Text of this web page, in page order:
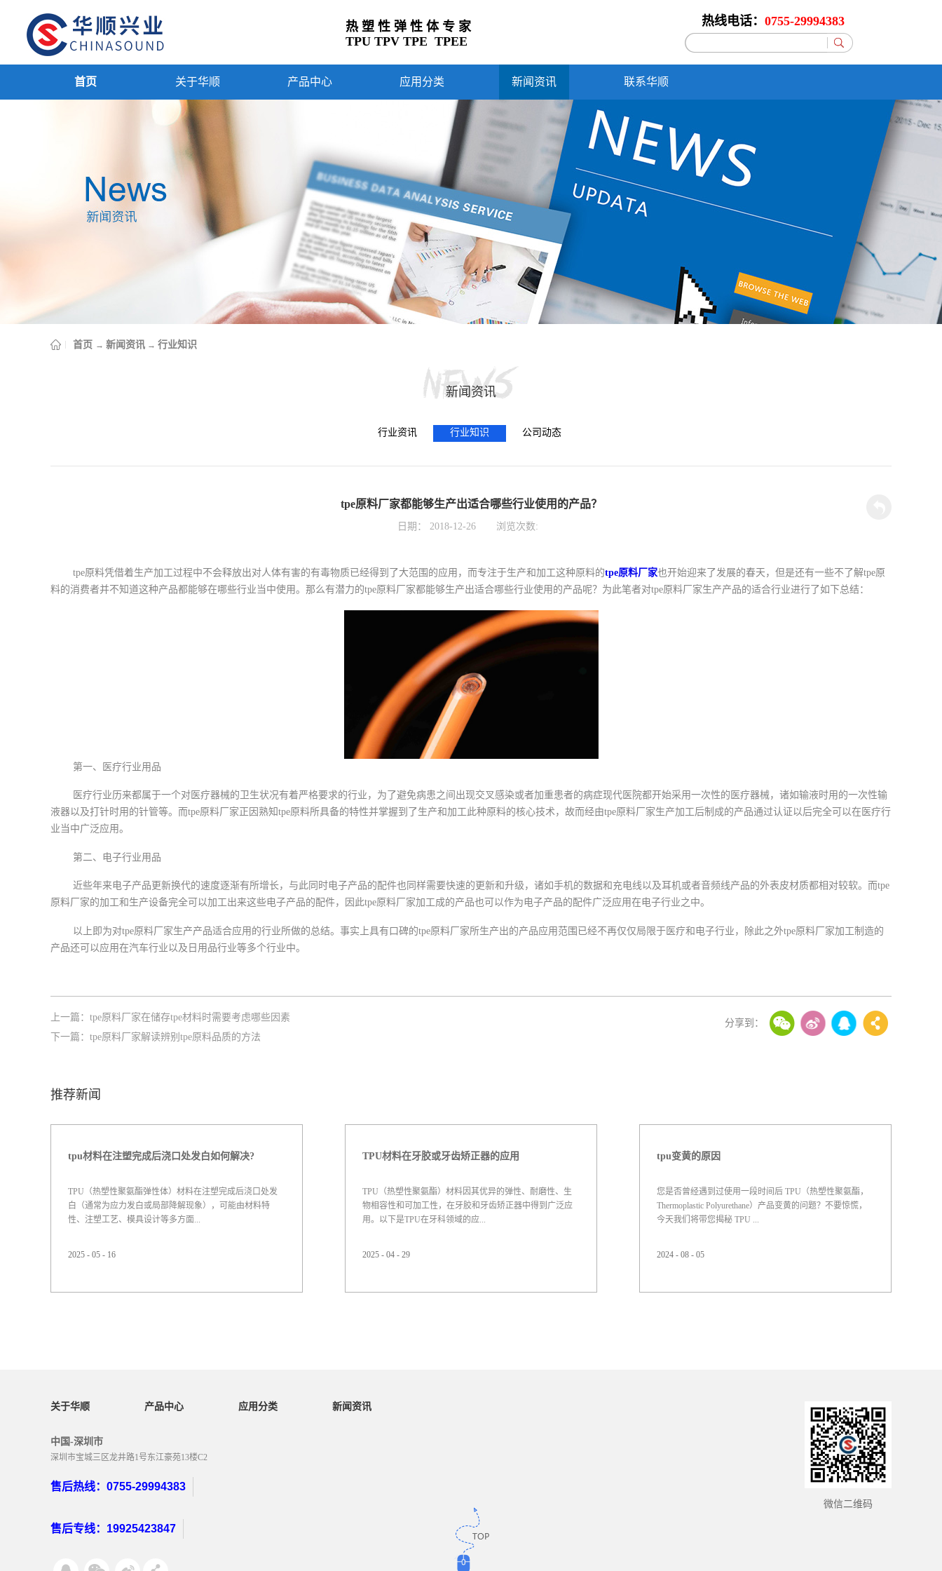
热线电话： 0755-29994383
热 塑 性 弹 性 体 专 家
TPU TPV TPE TPEE
首页 关于华顺 产品中心 应用分类 新闻资讯 联系华顺
首页 → 新闻资讯 → 行业知识
新闻资讯
行业资讯 行业知识 公司动态
tpe原料厂家都能够生产出适合哪些行业使用的产品？
日期： 2018-12-26 浏览次数:
tpe原料凭借着生产加工过程中不会释放出对人体有害的有毒物质已经得到了大范围的应用，而专注于生产和加工这种原料的tpe原料厂家也开始迎来了发展的春天，但是还有一些不了解tpe原
料的消费者并不知道这种产品都能够在哪些行业当中使用。那么有潜力的tpe原料厂家都能够生产出适合哪些行业使用的产品呢？为此笔者对tpe原料厂家生产产品的适合行业进行了如下总结：
第一、医疗行业用品
医疗行业历来都属于一个对医疗器械的卫生状况有着严格要求的行业，为了避免病患之间出现交叉感染或者加重患者的病症现代医院都开始采用一次性的医疗器械，诸如输液时用的一次性输
液器以及打针时用的针管等。而tpe原料厂家正因熟知tpe原料所具备的特性并掌握到了生产和加工此种原料的核心技术，故而经由tpe原料厂家生产加工后制成的产品通过认证以后完全可以在医疗行
业当中广泛应用。
第二、电子行业用品
近些年来电子产品更新换代的速度逐渐有所增长，与此同时电子产品的配件也同样需要快速的更新和升级，诸如手机的数据和充电线以及耳机或者音频线产品的外表皮材质都相对较软。而tpe
原料厂家的加工和生产设备完全可以加工出来这些电子产品的配件，因此tpe原料厂家加工成的产品也可以作为电子产品的配件广泛应用在电子行业之中。
以上即为对tpe原料厂家生产产品适合应用的行业所做的总结。事实上具有口碑的tpe原料厂家所生产出的产品应用范围已经不再仅仅局限于医疗和电子行业，除此之外tpe原料厂家加工制造的
产品还可以应用在汽车行业以及日用品行业等多个行业中。
上一篇： tpe原料厂家在储存tpe材料时需要考虑哪些因素
下一篇： tpe原料厂家解读辨别tpe原料品质的方法
推荐新闻
tpu材料在注塑完成后浇口处发白如何解决?
TPU（热塑性聚氨酯弹性体）材料在注塑完成后浇口处发
白（通常为应力发白或局部降解现象），可能由材料特
性、注塑工艺、模具设计等多方面...
变），导致熔体通过时剪切速率过高，产生局部应力。保
2025 - 05 - 16
TPU材料在牙胶或牙齿矫正器的应用
TPU（热塑性聚氨酯）材料因其优异的弹性、耐磨性、生
物相容性和可加工性，在牙胶和牙齿矫正器中得到广泛应
用。以下是TPU在牙科领域的应...
合婴儿啃咬。耐撕裂性：能承受反复咀嚼和拉伸，不易破
2025 - 04 - 29
tpu变黄的原因
您是否曾经遇到过使用一段时间后 TPU（热塑性聚氨酯，
Thermoplastic Polyurethane）产品变黄的问题？不要惊慌，
今天我们将带您揭秘 TPU ...
但在长时间的使用过程中，常常出现变黄现象。这主要是
2024 - 08 - 05
关于华顺 产品中心 应用分类 新闻资讯
中国-深圳市
深圳市宝城三区龙井路1号东江豪苑13楼C2
售后热线：0755-29994383
售后专线：19925423847
微信二维码